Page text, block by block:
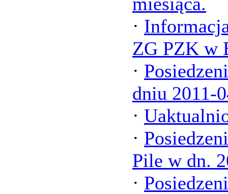
·
ZG PZK w
·
dniu 2011-
·
·
Pile w dn.
·